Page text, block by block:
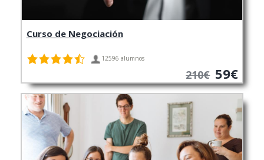
Curso de Negociación
12596 alumnos
210€ 59€